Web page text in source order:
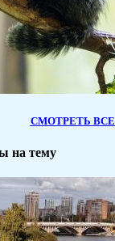
СМОТРЕТЬ ВСЕ
на тему